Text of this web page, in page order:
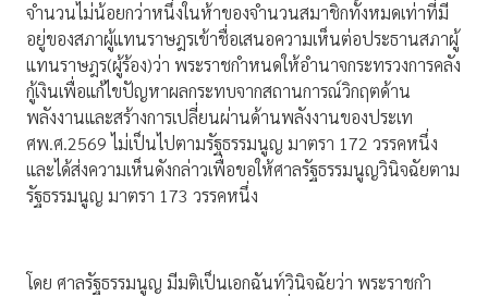
จำนวนไม่น้อยกว่าหนึ่งในห้าของจำนวนสมาชิกทั้งหมดเท่าที่มี
อยู่ของสภาผู้แทนราษฎรเข้าชื่อเสนอความเห็นต่อประธานสภาผู้
แทนราษฎร(ผู้ร้อง)ว่า พระราชกำหนดให้อำนาจกระทรวงการคลัง
กู้เงินเพื่อแก้ไขปัญหาผลกระทบจากสถานการณ์วิกฤตด้าน
พลังงานและสร้างการเปลี่ยนผ่านด้านพลังงานของประเท
ศพ.ศ.2569 ไม่เป็นไปตามรัฐธรรมนูญ มาตรา 172 วรรคหนึ่ง
และได้ส่งความเห็นดังกล่าวเพื่อขอให้ศาลรัฐธรรมนูญวินิจฉัยตาม
รัฐธรรมนูญ มาตรา 173 วรรคหนึ่ง
โดย ศาลรัฐธรรมนูญ มีมติเป็นเอกฉันท์วินิจฉัยว่า พระราชกำ